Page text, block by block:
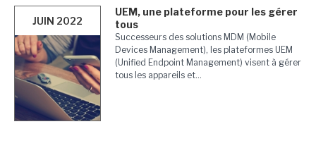
JUIN 2022
UEM, une plateforme pour les gérer
tous
Successeurs des solutions MDM (Mobile
Devices Management), les plateformes UEM
(Unified Endpoint Management) visent à gérer
tous les appareils et...